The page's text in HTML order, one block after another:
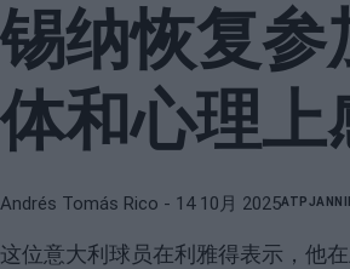
锡纳恢复
体和心理上
Andrés Tomás Rico - 14 10月 2025ATP
这位意大利球员在利雅得表示，他